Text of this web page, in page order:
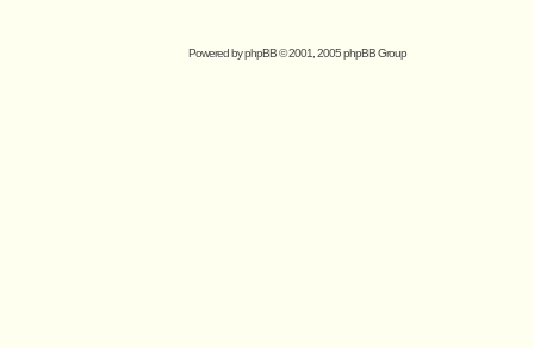
Powered byphpBB© 2001, 2005 phpBB Group